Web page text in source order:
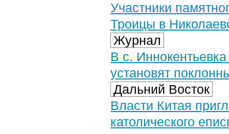
Участники
Троицы в
Журнал
В с.
установят
Дальний Восток
Власти Китая
католического